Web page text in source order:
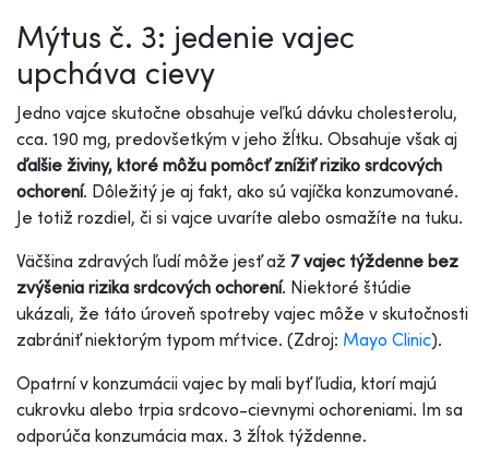
Mýtus č. 3: jedenie vajec
upcháva cievy
Jedno vajce skutočne obsahuje veľkú dávku cholesterolu,
cca. 190 mg, predovšetkým v jeho žĺtku. Obsahuje však aj
ďalšie živiny, ktoré môžu pomôcť znížiť riziko srdcových
ochorení. Dôležitý je aj fakt, ako sú vajíčka konzumované.
Je totiž rozdiel, či si vajce uvaríte alebo osmažíte na tuku.
Väčšina zdravých ľudí môže jesť až 7 vajec týždenne bez
zvýšenia rizika srdcových ochorení. Niektoré štúdie
ukázali, že táto úroveň spotreby vajec môže v skutočnosti
zabrániť niektorým typom mŕtvice. (Zdroj: Mayo Clinic).
Opatrní v konzumácii vajec by mali byť ľudia, ktorí majú
cukrovku alebo trpia srdcovo-cievnymi ochoreniami. Im sa
odporúča konzumácia max. 3 žĺtok týždenne.